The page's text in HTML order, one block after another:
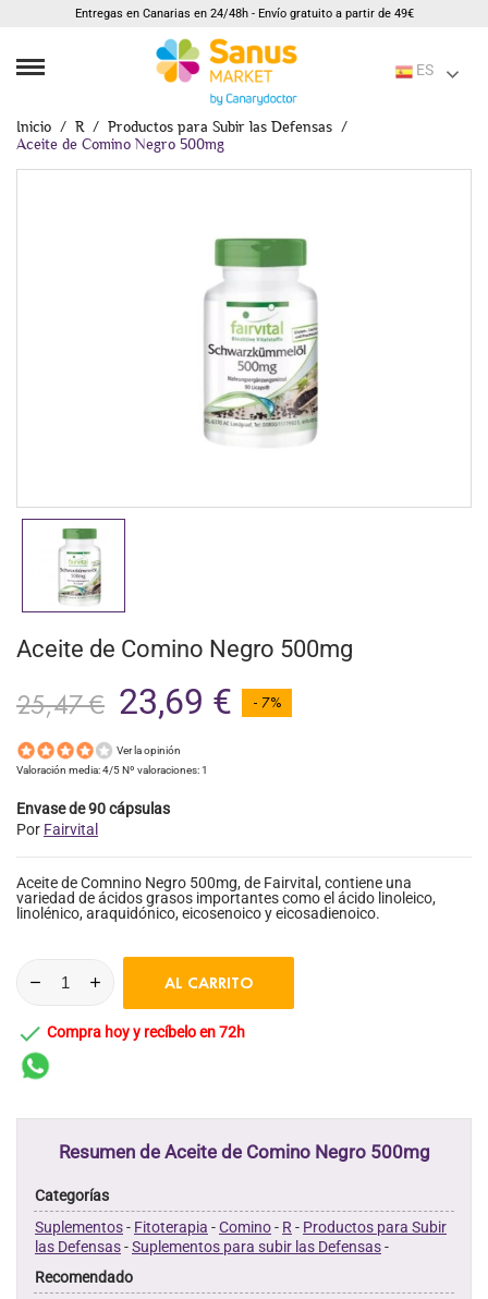
Entregas en Canarias en 24/48h - Envío gratuito a partir de 49€
ES
Inicio R
Productos para Subir las Defensas
Aceite de Comino Negro 500mg
Aceite de Comino Negro 500mg
25,47 € 23,69 € - 7%
Ver la opinión
Valoración media:4/5 Nº valoraciones:1
Envase de 90 cápsulas
Por Fairvital
Aceite de Comnino Negro 500mg, de Fairvital, contiene una
variedad de ácidos grasos importantes como el ácido linoleico,
linolénico, araquidónico, eicosenoico y eicosadienoico.
AL CARRITO
 Compra hoy y recíbelo en 72h
Resumen de Aceite de Comino Negro 500mg
Categorías
Suplementos- Fitoterapia -Comino- R- Productos para Subir
las Defensas-Suplementos para subir las Defensas-
Recomendado